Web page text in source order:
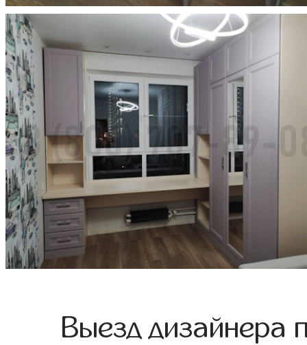
Выезд дизайнера